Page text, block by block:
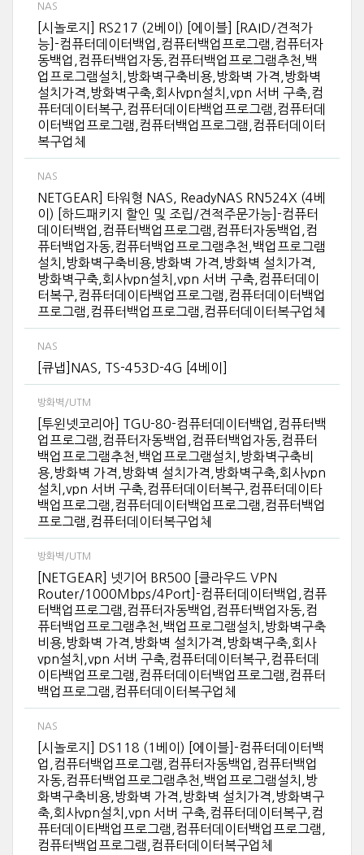
NAS
[시놀로지] RS217 (2베이) [에이블] [RAID/견적가
능]-컴퓨터데이터백업,컴퓨터백업프로그램,컴퓨터자
동백업,컴퓨터백업자동,컴퓨터백업프로그램추천,백
업프로그램설치,방화벽구축비용,방화벽 가격,방화벽
설치가격,방화벽구축,회사vpn설치,vpn 서버 구축,컴
퓨터데이터복구,컴퓨터데이타백업프로그램,컴퓨터데
이터백업프로그램,컴퓨터백업프로그램,컴퓨터데이터
복구업체
NAS
NETGEAR] 타워형 NAS, ReadyNAS RN524X (4베
이) [하드패키지 할인 및 조립/견적주문가능]-컴퓨터
데이터백업,컴퓨터백업프로그램,컴퓨터자동백업,컴
퓨터백업자동,컴퓨터백업프로그램추천,백업프로그램
설치,방화벽구축비용,방화벽 가격,방화벽 설치가격,
방화벽구축,회사vpn설치,vpn 서버 구축,컴퓨터데이
터복구,컴퓨터데이타백업프로그램,컴퓨터데이터백업
프로그램,컴퓨터백업프로그램,컴퓨터데이터복구업체
NAS
[큐냅]NAS, TS-453D-4G [4베이]
방화벽/UTM
[투윈넷코리아] TGU-80-컴퓨터데이터백업,컴퓨터백
업프로그램,컴퓨터자동백업,컴퓨터백업자동,컴퓨터
백업프로그램추천,백업프로그램설치,방화벽구축비
용,방화벽 가격,방화벽 설치가격,방화벽구축,회사vpn
설치,vpn 서버 구축,컴퓨터데이터복구,컴퓨터데이타
백업프로그램,컴퓨터데이터백업프로그램,컴퓨터백업
프로그램,컴퓨터데이터복구업체
방화벽/UTM
[NETGEAR] 넷기어 BR500 [클라우드 VPN
Router/1000Mbps/4Port]-컴퓨터데이터백업,컴퓨
터백업프로그램,컴퓨터자동백업,컴퓨터백업자동,컴
퓨터백업프로그램추천,백업프로그램설치,방화벽구축
비용,방화벽 가격,방화벽 설치가격,방화벽구축,회사
vpn설치,vpn 서버 구축,컴퓨터데이터복구,컴퓨터데
이타백업프로그램,컴퓨터데이터백업프로그램,컴퓨터
백업프로그램,컴퓨터데이터복구업체
NAS
[시놀로지] DS118 (1베이) [에이블]-컴퓨터데이터백
업,컴퓨터백업프로그램,컴퓨터자동백업,컴퓨터백업
자동,컴퓨터백업프로그램추천,백업프로그램설치,방
화벽구축비용,방화벽 가격,방화벽 설치가격,방화벽구
축,회사vpn설치,vpn 서버 구축,컴퓨터데이터복구,컴
퓨터데이타백업프로그램,컴퓨터데이터백업프로그램,
컴퓨터백업프로그램,컴퓨터데이터복구업체